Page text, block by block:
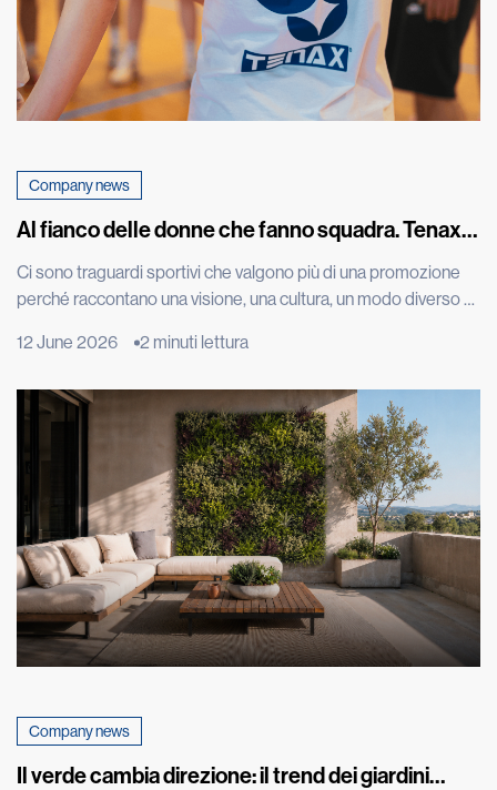
Company news
Al fianco delle donne che fanno squadra. Tenax
A1 della squadra di basket femminile di Costa
Masnaga
Ci sono traguardi sportivi che valgono più di una promozione
perché raccontano una visione, una cultura, un modo diverso di
Masnaga, squadra di basket femminile di cui siamo sponsor, è
tecnica e spirito di squadra, ma […]
12 June 2026 2 minuti lettura
Company news
Il verde cambia direzione: il trend dei giardini